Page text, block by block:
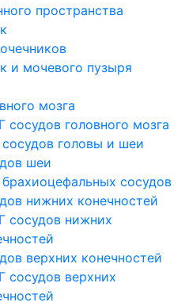
пространства
и мочевого пузыря
мозга
сосудов головного мозга
головы и шеи
шеи
сосудов
нижних конечностей
сосудов нижних
верхних конечностей
сосудов верхних